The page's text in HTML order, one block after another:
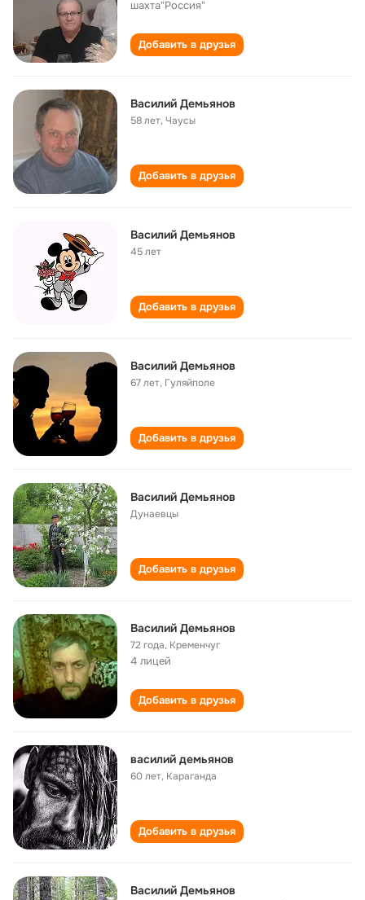
шахта"Россия"
Добавить в друзья
Василий Демьянов
58 лет,Чаусы
Добавить в друзья
Василий Демьянов
45 лет
Добавить в друзья
Василий Демьянов
67 лет, Гуляйполе
Добавить в друзья
Василий Демьянов
Дунаевцы
Добавить в друзья
Василий Демьянов
72 года, Кременчуг
4 лицей
Добавить в друзья
василий демьянов
60 лет, Караганда
Добавить в друзья
Василий Демьянов